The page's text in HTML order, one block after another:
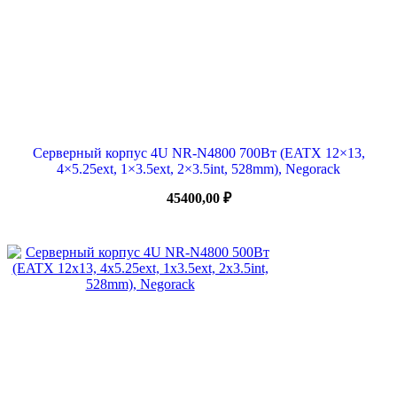
Серверный корпус 4U NR-N4800 700Вт (EATX 12×13,
4×5.25ext, 1×3.5ext, 2×3.5int, 528mm), Negorack
45400,00 ₽